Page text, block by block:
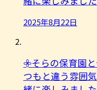
2025年8月22日
𖧷そらの保育園
つもと違う雰囲